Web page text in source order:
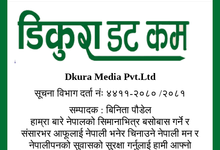
Dkura Media Pvt.Ltd
सूचना विभाग दर्ता नंः ४४११-२०८० /२०८१
सम्पादक : बिनिता पौडेल
हाम्रा बारे नेपालको सिमानाभित्र बसोबास गर्ने र
संसारभर आफूलाई नेपाली भनेर चिनाउने नेपाली मन र
नेपालीपनको सुवासको सुरक्षा गर्नुलाई हामी आफ्नो